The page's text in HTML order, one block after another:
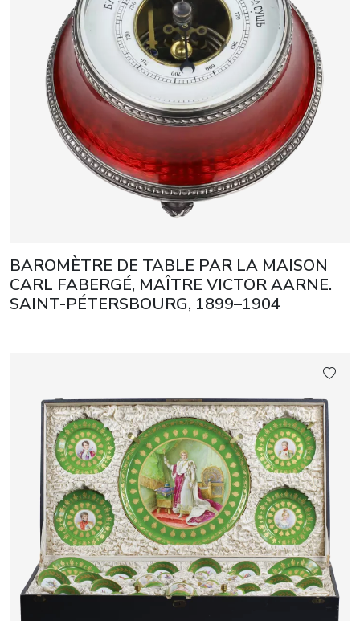
BAROMÈTRE DE TABLE PAR LA MAISON
CARL FABERGÉ, MAÎTRE VICTOR AARNE.
SAINT-PÉTERSBOURG, 1899–1904